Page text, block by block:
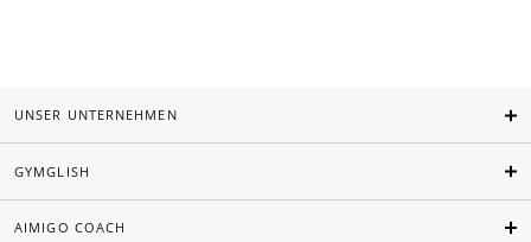
UNSER UNTERNEHMEN
GYMGLISH
AIMIGO COACH